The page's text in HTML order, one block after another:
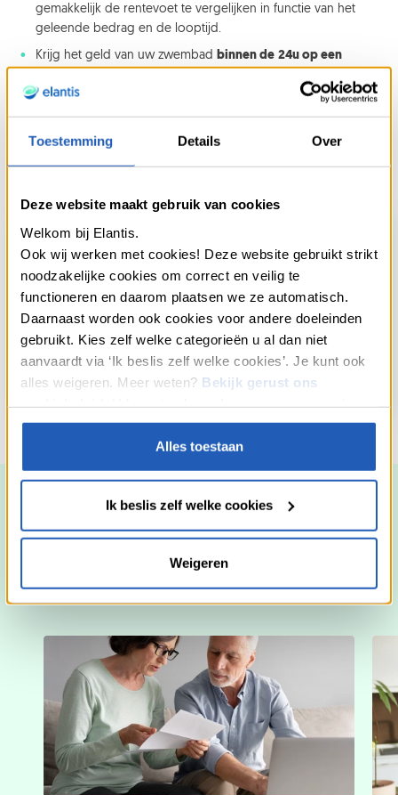
Toestemming Details Over
Deze website maakt gebruik van cookies
Welkom bij Elantis.
Ook wij werken met cookies! Deze website gebruikt strikt
noodzakelijke cookies om correct en veilig te
functioneren en daarom plaatsen we ze automatisch.
Daarnaast worden ook cookies voor andere doeleinden
gebruikt. Kies zelf welke categorieën u al dan niet
aanvaardt via ‘Ik beslis zelf welke cookies’. Je kunt ook
alles weigeren. Meer weten? Bekijk gerust ons
“Cookies” onderaan onze webpagina’s.
Alles toestaan
Ik beslis zelf welke cookies
Weigeren
gemakkelijk de rentevoet te vergelijken in functie van het
geleende bedrag en de looptijd.
Krijg het geld van uw zwembad binnen de 24u op een
looptijd van maximaal 10
jaar.
Bouw uw zwembad met eenkrediet tot € 50.000 .
Wist u dat ...
Bij Elantis storten wij het bedrag van uw
zwembadlening binnen de 24u op uw eigen rekening
aannemer wanneer uw zwembad klaar is.
Momenteel op onze blog
Ontdek hier onze tips om uw financiën een kick te geven en uw
dagelijkse uitdagingen met vreugde tegemoet te zien.